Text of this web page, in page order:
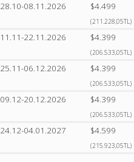
28.10-08.11.2026 $4.499
(211.228,05TL)
11.11-22.11.2026 $4.399
(206.533,05TL)
25.11-06.12.2026 $4.399
(206.533,05TL)
09.12-20.12.2026 $4.399
(206.533,05TL)
24.12-04.01.2027 $4.599
(215.923,05TL)